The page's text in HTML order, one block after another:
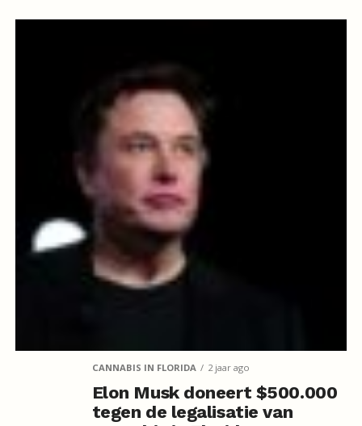
CANNABIS IN FLORIDA 2 jaar ago
Elon Musk doneert $500.000
tegen de legalisatie van